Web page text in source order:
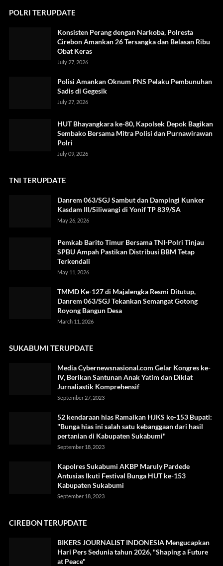
POLRI TERUPDATE
Konsisten Perang dengan Narkoba, Polresta
Cirebon Amankan 26 Tersangka dan Belasan Ribu
Obat Keras
July 27, 2026
Polisi Amankan Oknum PNS Pelaku Pembunuhan
Sadis di Gegesik
July 27, 2026
HUT Bhayangkara ke-80, Kapolsek Depok Bagikan
Sembako Bersama Mitra Polisi dan Purnawirawan
Polri
July 09, 2026
TNI TERUPDATE
Danrem 063/SGJ Sambut dan Dampingi Kunker
Kasdam III/Siliwangi di Yonif TP 839/SA
May 26, 2026
Pemkab Barito Timur Bersama TNI-Polri Tinjau
SPBU Ampah Pastikan Distribusi BBM Tetap
Terkendali
May 11, 2026
TMMD Ke-127 di Majalengka Resmi Ditutup,
Danrem 063/SGJ Tekankan Semangat Gotong
Royong Bangun Desa
March 11, 2026
SUKABUMI TERUPDATE
Media Cybernewsnasional.com Gelar Kongres ke-
IV, Berikan Santunan Anak Yatim dan Diklat
Jurnaliastik Komprehensif
September 27, 2023
52 kendaraan hias Ramaikan HJKS ke-153 Bupati:
"Bunga hias ini salah satu kebanggaan dari hasil
pertanian di Kabupaten Sukabumi"
September 18, 2023
Kapolres Sukabumi AKBP Maruly Pardede
Antusias Ikuti Festival Bunga HUT ke-153
Kabupaten Sukabumi
September 18, 2023
CIREBON TERUPDATE
BIKERS JOURNALIST INDONESIA Mengucapkan
Hari Pers Sedunia tahun 2026, "Shaping a Future
at Peace"